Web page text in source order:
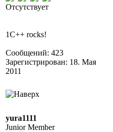
Отсутствует
1C++ rocks!
Сообщений: 423
Зарегистрирован: 18. Мая
2011
yura1111
Junior Member